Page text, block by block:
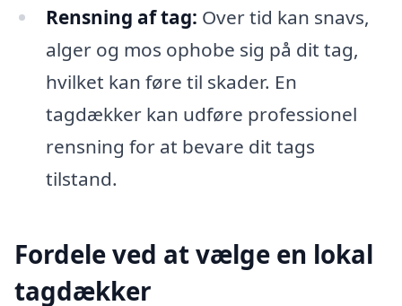
Rensning af tag: Over tid kan snavs,
alger og mos ophobe sig på dit tag,
hvilket kan føre til skader. En
tagdækker kan udføre professionel
rensning for at bevare dit tags
tilstand.
Fordele ved at vælge en lokal
tagdækker